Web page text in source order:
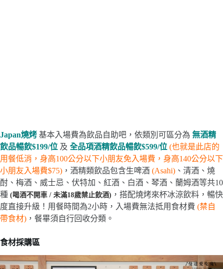
Japan燒烤 基本入場費為飲品自助吧，依類別可區分為 無酒精
飲品暢飲$199/位 及 全品項酒精飲品暢飲$599/位 (也就是此店的
用餐低消，身高100公分以下小朋友免入場費，身高140公分以下
小朋友入場費$75) ，酒精類飲品包含生啤酒 (Asahi) 、清酒、燒
酎、梅酒、威士忌、伏特加、紅酒、白酒、琴酒、蘭姆酒等共10
種 (喝酒不開車 / 未滿18歲禁止飲酒) ，搭配燒烤來杯冰涼飲料，暢快
度直接升級！用餐時間為2小時，入場費無法抵用食材費 (禁自
帶食材) ，餐畢須自行回收分類。
食材採購區